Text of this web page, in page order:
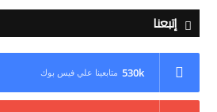
إتبعنا
530k متابعينا علي فيس بوك